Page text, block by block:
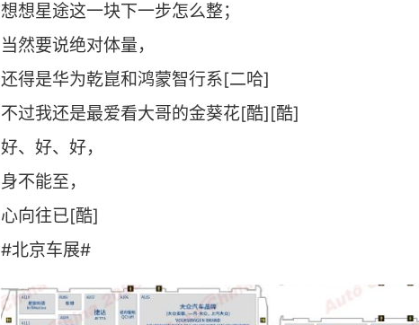
想想星途这一块下一步怎么整；
当然要说绝对体量，
还得是华为乾崑和鸿蒙智行系[二哈]
不过我还是最爱看大哥的金葵花[酷][酷]
好、好、好，
身不能至，
心向往已[酷]
#北京车展#